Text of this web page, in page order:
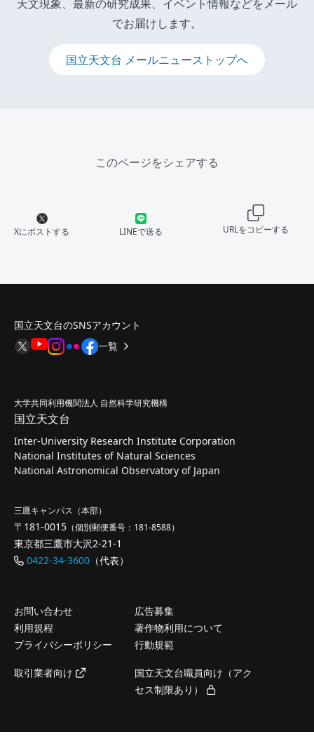
天文現象、最新の研究成果、イベント情報などをメール
でお届けします。
国立天文台 メールニューストップへ
このページをシェアする
Xにポストする LINEで送る URLをコピーする
国立天文台のSNSアカウント
一覧
大学共同利用機関法人 自然科学研究機構
国立天文台
Inter-University Research Institute Corporation
National Institutes of Natural Sciences
National Astronomical Observatory of Japan
三鷹キャンパス（本部）
〒181-0015 （個別郵便番号：181-8588）
東京都三鷹市大沢2-21-1
0422-34-3600 （代表）
お問い合わせ
広告募集
利用規程
著作物利用について
プライバシーポリシー
行動規範
取引業者向け
国立天文台職員向け（アク
セス制限あり）